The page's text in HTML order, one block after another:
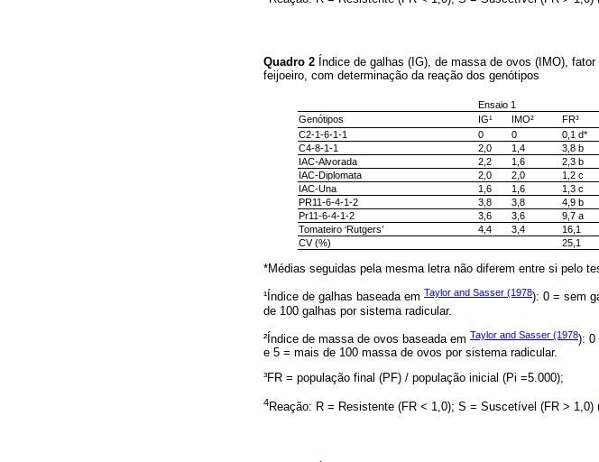
Quadro 2 Índice de galhas (IG), de massa de ovos (IMO), fator
feijoeiro, com determinação da reação dos genótipos
Ensaio 1
Genótipos
IG¹ IMO² FR³
C2-1-6-1-1
0 0 0,1 d*
C4-8-1-1
2,0 1,4 3,8 b
IAC-Alvorada
2,2 1,6 2,3 b
IAC-Diplomata
2,0 2,0 1,2 c
IAC-Una
1,6 1,6 1,3 c
PR11-6-4-1-2
3,8 3,8 4,9 b
Pr11-6-4-1-2
3,6 3,6 9,7 a
Tomateiro ‘Rutgers’
4,4 3,4 16,1
CV (%)
25,1
*Médias seguidas pela mesma letra não diferem entre si pelo
¹Índice de galhas baseada em Taylor and Sasser (1978): 0 = sem
de 100 galhas por sistema radicular.
²Índice de massa de ovos baseada em Taylor and Sasser (1978): 0
e 5 = mais de 100 massa de ovos por sistema radicular.
³FR = população final (PF) / população inicial (Pi =5.000);
4Reação: R = Resistente (FR < 1,0); S = Suscetível (FR > 1,0)